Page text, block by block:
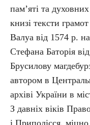
пам’яті та
книзі тексти
Валуа від 1574 р.
Стефана Баторія
Брусилову
автором в
архіві України в
З давніх віків
і Приполісся,